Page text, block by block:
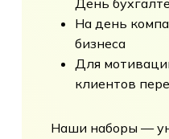
На день
бизнеса
Для
клиентов
Наши наборы —